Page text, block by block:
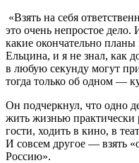
«Взять на себя
это очень непростое дело.
какие окончательно
Ельцина, и я не знал, как
в любую секунду могут
тогда только об одном —
Он подчеркнул, что одно
жить жизнью практически
гости, ходить в кино, в
И совсем другое — взять
Россию».